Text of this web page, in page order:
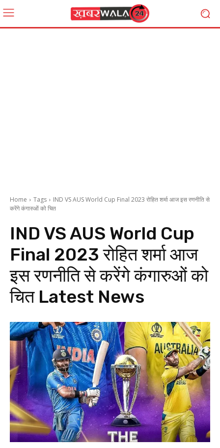
Home Tags
IND VS AUS World Cup Final 2023 रोहित शर्मा आज इस रणनीति से
करेंगे कंगारुओं को चित
IND VS AUS World Cup
Final 2023 रोहित शर्मा आज
इस रणनीति से करेंगे कंगारुओं को
चितLatest News